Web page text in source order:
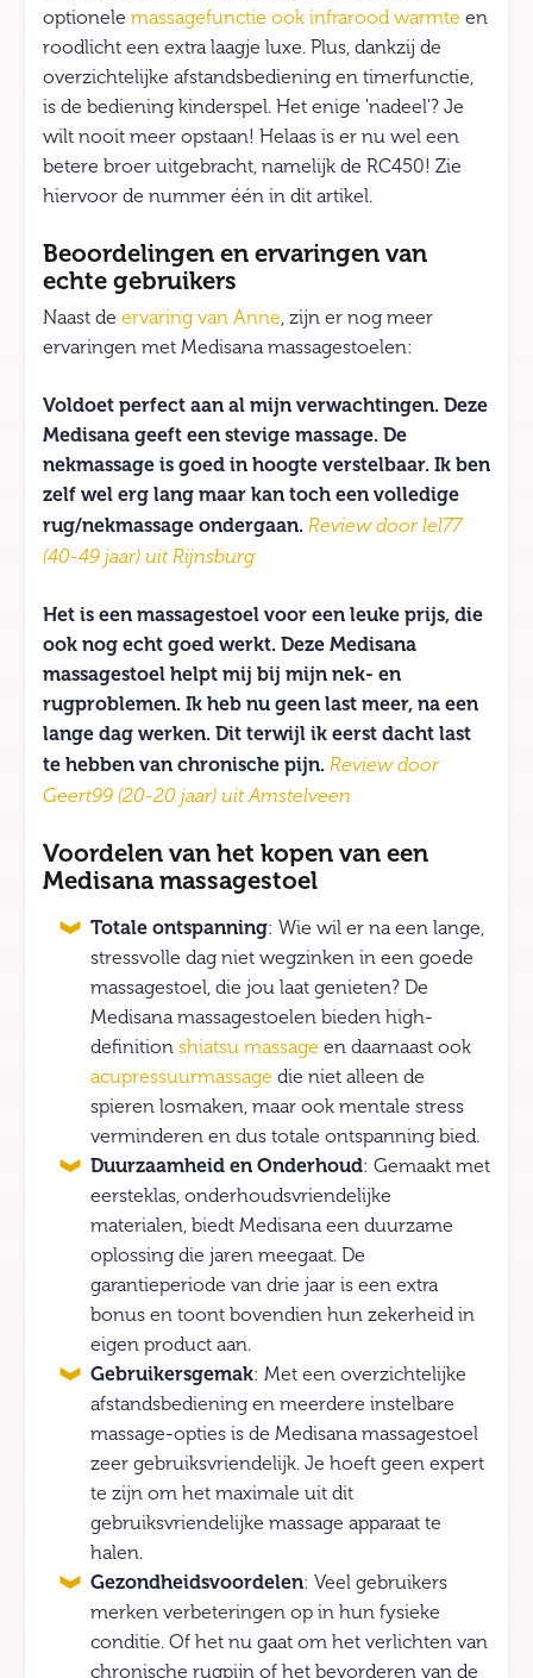
optionele massagefunctie ook infrarood warmte en
roodlicht een extra laagje luxe. Plus, dankzij de
overzichtelijke afstandsbediening en timerfunctie,
is de bediening kinderspel. Het enige 'nadeel'? Je
wilt nooit meer opstaan! Helaas is er nu wel een
betere broer uitgebracht, namelijk de RC450! Zie
hiervoor de nummer één in dit artikel.
Beoordelingen en ervaringen van
echte gebruikers
Naast de ervaring van Anne, zijn er nog meer
ervaringen met Medisana massagestoelen:
Voldoet perfect aan al mijn verwachtingen. Deze
Medisana geeft een stevige massage. De
nekmassage is goed in hoogte verstelbaar. Ik ben
zelf wel erg lang maar kan toch een volledige
rug/nekmassage ondergaan. Review door lel77
(40-49 jaar) uit Rijnsburg
Het is een massagestoel voor een leuke prijs, die
ook nog echt goed werkt. Deze Medisana
massagestoel helpt mij bij mijn nek- en
rugproblemen. Ik heb nu geen last meer, na een
lange dag werken. Dit terwijl ik eerst dacht last
te hebben van chronische pijn. Review door
Geert99 (20-20 jaar) uit Amstelveen
Voordelen van het kopen van een
Medisana massagestoel
Totale ontspanning: Wie wil er na een lange,
stressvolle dag niet wegzinken in een goede
massagestoel, die jou laat genieten? De
Medisana massagestoelen bieden high-
definition shiatsu massage en daarnaast ook
acupressuurmassage die niet alleen de
spieren losmaken, maar ook mentale stress
verminderen en dus totale ontspanning bied.
Duurzaamheid en Onderhoud: Gemaakt met
eersteklas, onderhoudsvriendelijke
materialen, biedt Medisana een duurzame
oplossing die jaren meegaat. De
garantieperiode van drie jaar is een extra
bonus en toont bovendien hun zekerheid in
eigen product aan.
Gebruikersgemak: Met een overzichtelijke
afstandsbediening en meerdere instelbare
massage-opties is de Medisana massagestoel
zeer gebruiksvriendelijk. Je hoeft geen expert
te zijn om het maximale uit dit
gebruiksvriendelijke massage apparaat te
halen.
Gezondheidsvoordelen: Veel gebruikers
merken verbeteringen op in hun fysieke
conditie. Of het nu gaat om het verlichten van
chronische rugpijn of het bevorderen van de